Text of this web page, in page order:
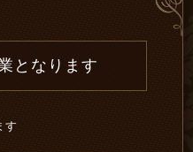
となります
す